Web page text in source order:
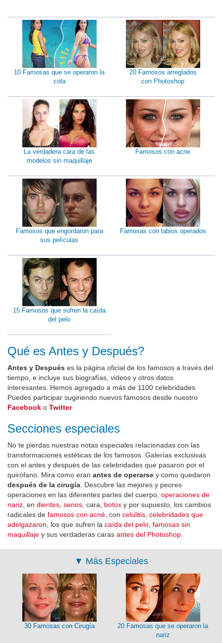
10 Famosas que se operaron la
cola
20 Famosos arreglados
con Photoshop
La verdadera cara de las
modelos sin maquillaje
Famosos con acne
Famosos que engordaron para
sus películas
Famosas con labios operados
15 Famosos que sufren la caída
del pelo
Qué es Antes y Después?
Antes y Después es la página oficial de los famosos a través del
tiempo, e incluye sus biografías, videos y otros datos
interesantes. Hemos agregado a más de 1100 celebridades.
Puedes participar sugiriendo nuevos famosos desde nuestro
Facebook o Twitter
Secciones especiales
No te pierdas nuestras notas especiales relacionadas con las
transformaciones estéticas de los famosos. Galerías exclusivas
con el antes y después de las celebridades que pasaron por el
quirófano. Mira como eran antes de operarse y como quedaron
después de la cirugía . Descubre las mejores y peores
operaciones en las diferentes partes del cuerpo, operaciones de
nariz , en dientes senos , cara, botox y por supuesto, los cambios
radicales de famosos con acné , con celulitis celebridades que
adelgazaron , los que sufren la caída del pelo famosas sin
maquillaje y sus verdaderas caras antes del Photoshop
▼ Más Especiales
30 Famosas con Cirugía
20 Famosas que se operaron la
nariz